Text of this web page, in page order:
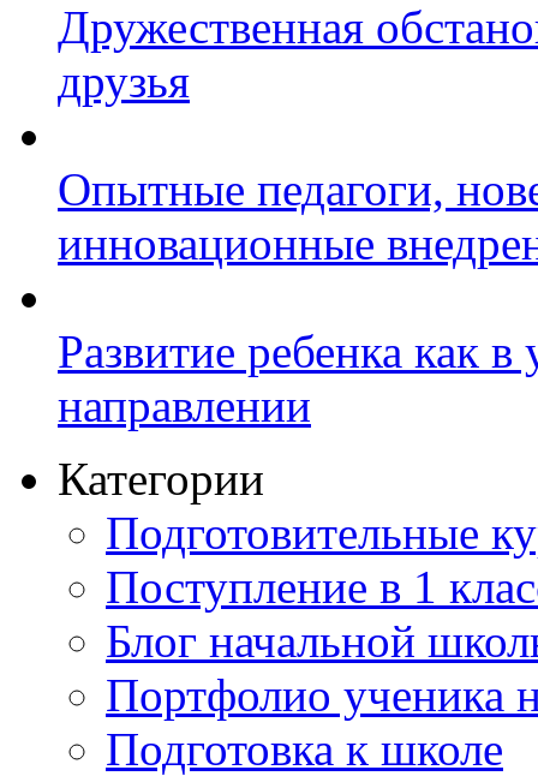
Дружественная
друзья
Опытные педагоги,
инновационные
Развитие ребенка как
направлении
Категории
Подготовительные
Поступление в 1
Блог начальной
Портфолио ученика
Подготовка к школе